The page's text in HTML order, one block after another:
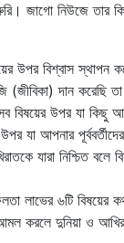
জাগো নিউজে তার
উপর বিশ্বাস স্থাপন
দান করেছি
বিষয়ের উপর যা কিছু
যা আপনার
যারা নিশ্চিত বলে
লাভের ৬টি বিষয়ের
করলে দুনিয়া ও